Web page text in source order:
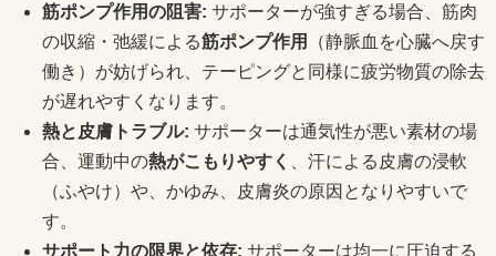
筋ポンプ作用の阻害: サポーターが強すぎる場合、筋肉
の収縮・弛緩による筋ポンプ作用
（静脈血を心臓へ戻す
働き）が妨げられ、テーピングと同様に疲労物質の除去
が遅れやすくなります。
熱と皮膚トラブル: サポーターは通気性が悪い素材の場
合、運動中の熱がこもりやすく
、汗による皮膚の浸軟
（ふやけ）や、かゆみ、皮膚炎の原因となりやすいで
す。
サポート力の限界と依存: サポーターは均一に圧迫する